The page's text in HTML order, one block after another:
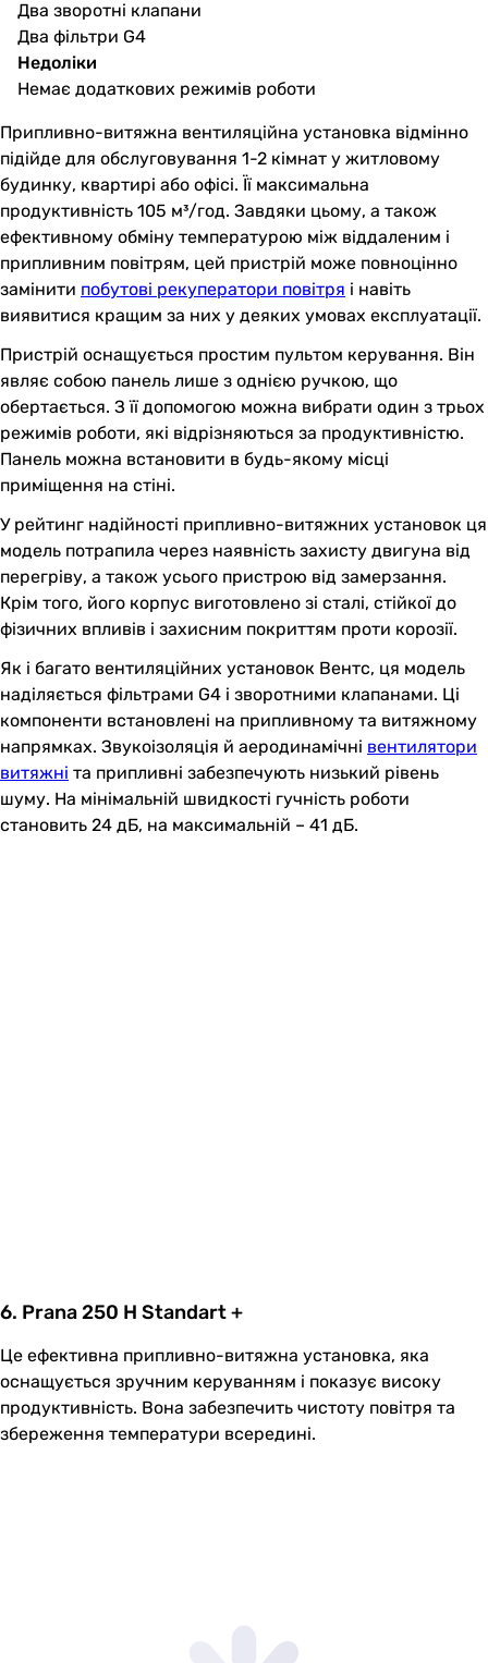
Два зворотні клапани
Два фільтри G4
Недоліки
Немає додаткових режимів роботи
Припливно-витяжна вентиляційна установка відмінно
підійде для обслуговування 1-2 кімнат у житловому
будинку, квартирі або офісі. Її максимальна
продуктивність 105 м³/год. Завдяки цьому, а також
ефективному обміну температурою між віддаленим і
припливним повітрям, цей пристрій може повноцінно
замінити побутові рекуператори повітря і навіть
виявитися кращим за них у деяких умовах експлуатації.
Пристрій оснащується простим пультом керування. Він
являє собою панель лише з однією ручкою, що
обертається. З її допомогою можна вибрати один з трьох
режимів роботи, які відрізняються за продуктивністю.
Панель можна встановити в будь-якому місці
приміщення на стіні.
У рейтинг надійності припливно-витяжних установок ця
модель потрапила через наявність захисту двигуна від
перегріву, а також усього пристрою від замерзання.
Крім того, його корпус виготовлено зі сталі, стійкої до
фізичних впливів і захисним покриттям проти корозії.
Як і багато вентиляційних установок Вентс, ця модель
наділяється фільтрами G4 і зворотними клапанами. Ці
компоненти встановлені на припливному та витяжному
напрямках. Звукоізоляція й аеродинамічні вентилятори
витяжні та припливні забезпечують низький рівень
шуму. На мінімальній швидкості гучність роботи
становить 24 дБ, на максимальній – 41 дБ.
6. Prana 250 H Standart +
Це ефективна припливно-витяжна установка, яка
оснащується зручним керуванням і показує високу
продуктивність. Вона забезпечить чистоту повітря та
збереження температури всередині.